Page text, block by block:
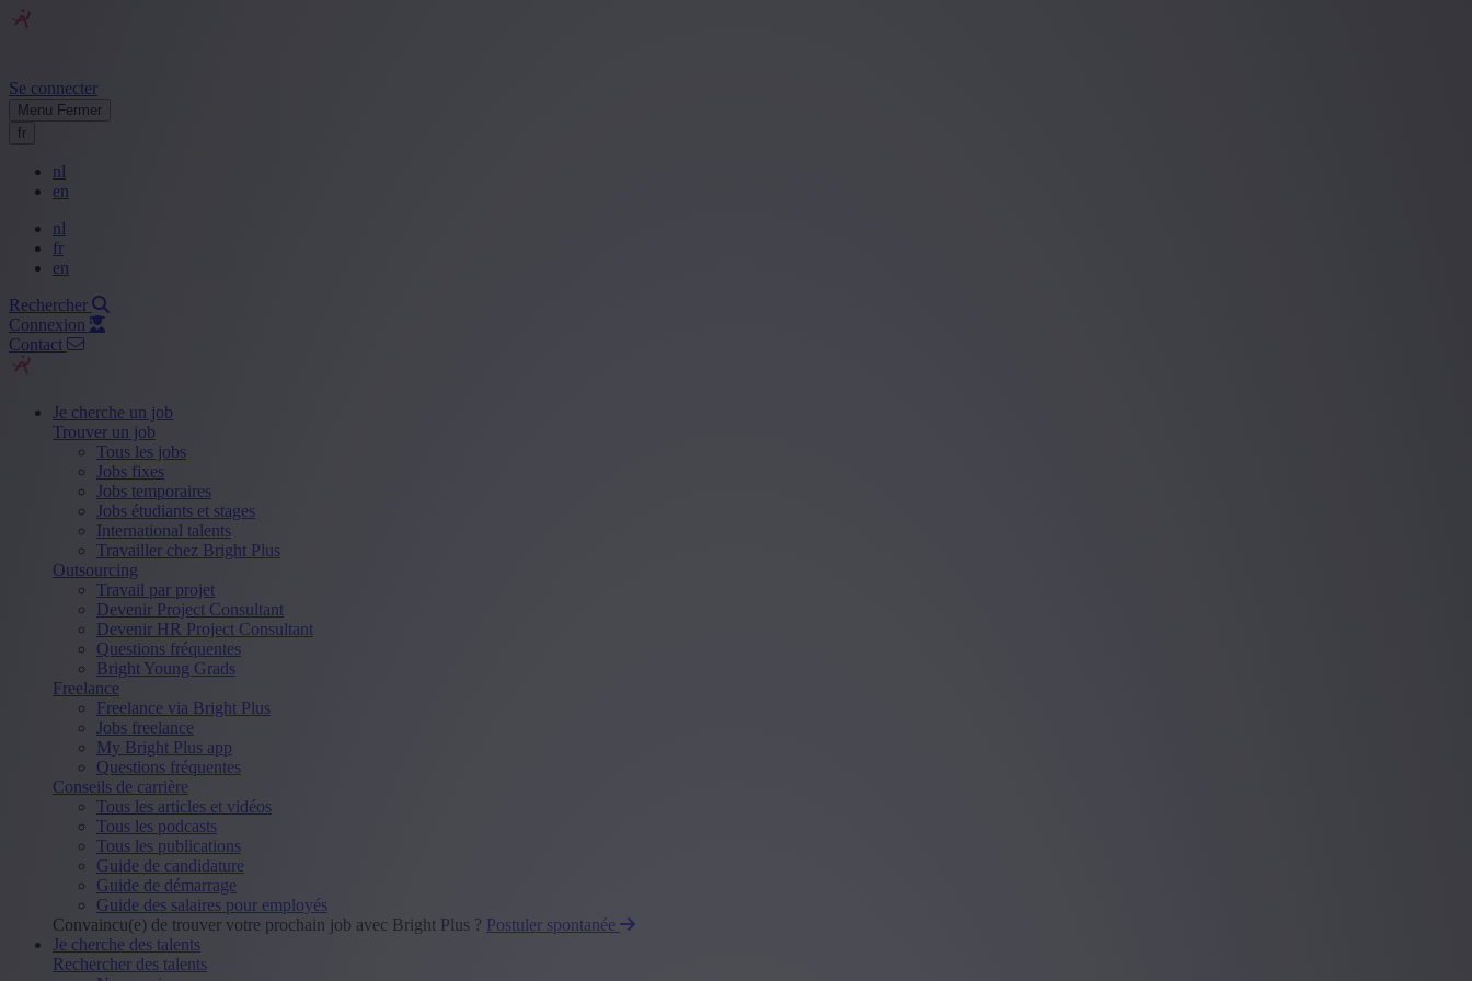
Se connecter
Menu Fermer
fr
nl
en
nl
fr
en
Rechercher
Connexion
Contact
Je cherche un job
Trouver un job
Tous les jobs
Jobs fixes
Jobs temporaires
Jobs étudiants et stages
International talents
Travailler chez Bright Plus
Outsourcing
Travail par projet
Devenir Project Consultant
Devenir HR Project Consultant
Questions fréquentes
Bright Young Grads
Freelance
Freelance via Bright Plus
Jobs freelance
My Bright Plus app
Questions fréquentes
Conseils de carrière
Tous les articles et vidéos
Tous les podcasts
Tous les publications
Guide de candidature
Guide de démarrage
Guide des salaires pour employés
Convaincu(e) de trouver votre prochain job avec Bright Plus ? Postuler spontanée
Je cherche des talents
Rechercher des talents